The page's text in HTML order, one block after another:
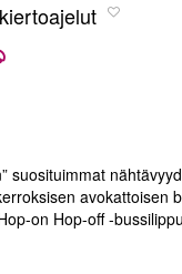
suosituimmat
avokattoisen
on Hop-off -